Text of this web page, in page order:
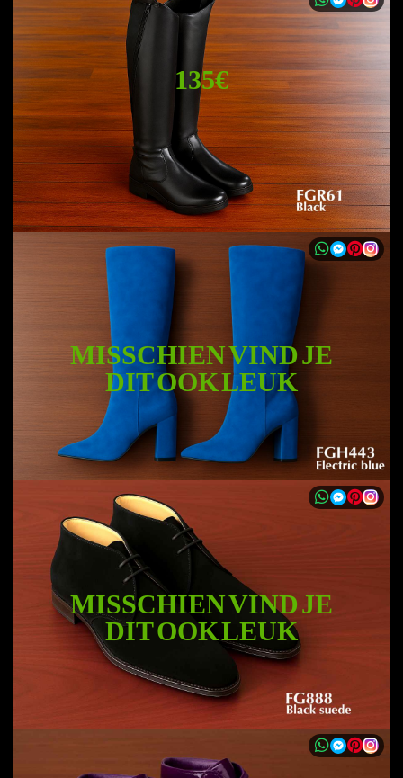
135€
MISSCHIEN VIND JE
DIT OOK LEUK
MISSCHIEN VIND JE
DIT OOK LEUK